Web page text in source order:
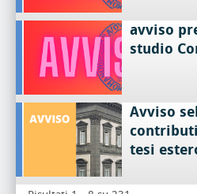
avviso
studio
Avviso
tesi